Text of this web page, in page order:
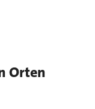
Orten